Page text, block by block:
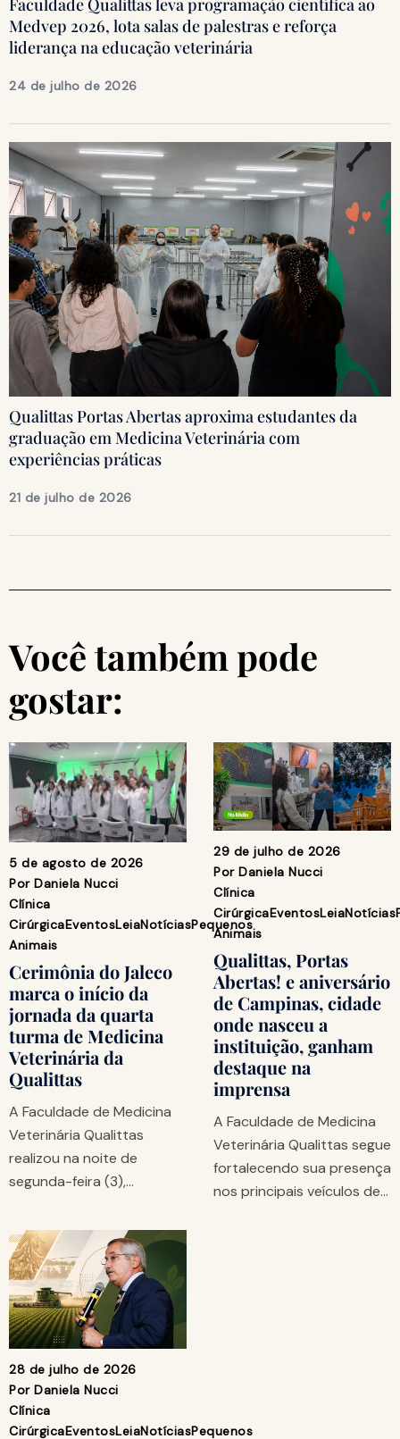
Medvep 2026, lota salas de palestras e reforça
liderança na educação veterinária
24 de julho de 2026
Qualittas Portas Abertas aproxima estudantes da
graduação em Medicina Veterinária com
experiências práticas
21 de julho de 2026
Você também pode
gostar:
5 de agosto de 2026
Por Daniela Nucci
Clínica
CirúrgicaEventosLeiaNotíciasPequenos
Animais
Cerimônia do Jaleco
marca o início da
jornada da quarta
turma de Medicina
Veterinária da
Qualittas
A Faculdade de Medicina
Veterinária Qualittas
realizou na noite de
segunda-feira (3),…
29 de julho de 2026
Por Daniela Nucci
Clínica
CirúrgicaEventosLeiaNotícias
Animais
Qualittas, Portas
Abertas! e aniversário
de Campinas, cidade
onde nasceu a
instituição, ganham
destaque na
imprensa
A Faculdade de Medicina
Veterinária Qualittas segue
fortalecendo sua presença
nos principais veículos de…
28 de julho de 2026
Por Daniela Nucci
Clínica
CirúrgicaEventosLeiaNotíciasPequenos